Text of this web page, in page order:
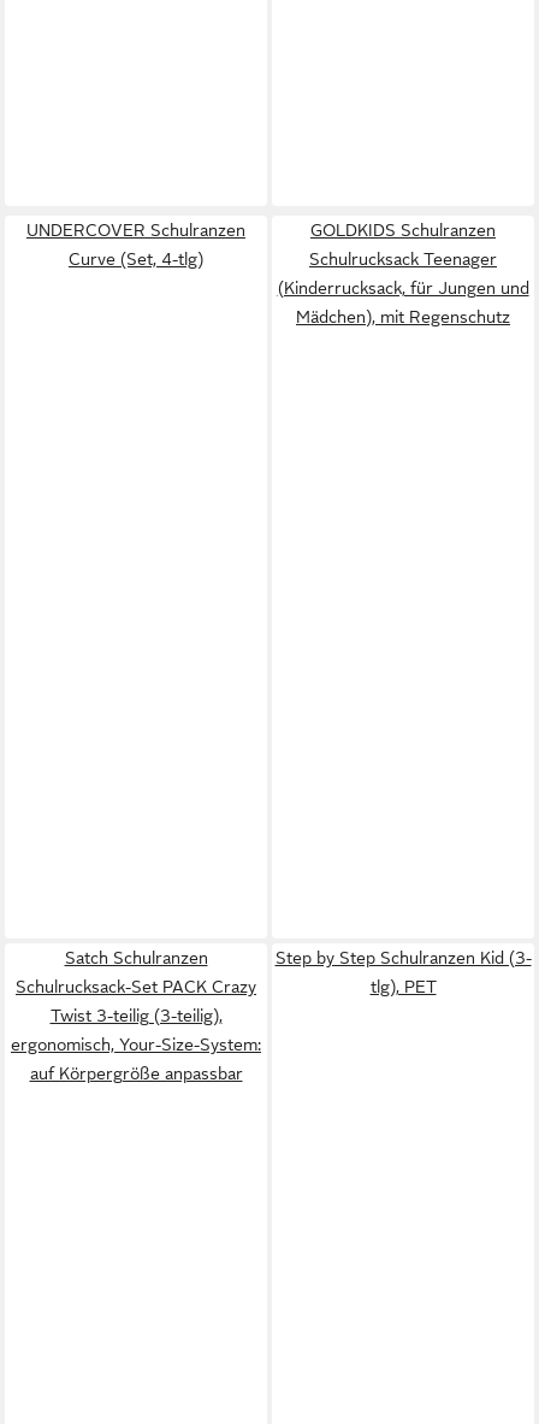
UNDERCOVER Schulranzen
Curve (Set, 4-tlg)
GOLDKIDS Schulranzen
Schulrucksack Teenager
(Kinderrucksack, für Jungen und
Mädchen), mit Regenschutz
Satch Schulranzen
Schulrucksack-Set PACK Crazy
Twist 3-teilig (3-teilig),
ergonomisch, Your-Size-System:
auf Körpergröße anpassbar
Step by Step Schulranzen Kid (3-
tlg), PET